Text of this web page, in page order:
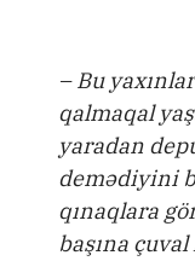
– Bu
qalmaqal
yaradan
demədiyini
qınaqlara
başına